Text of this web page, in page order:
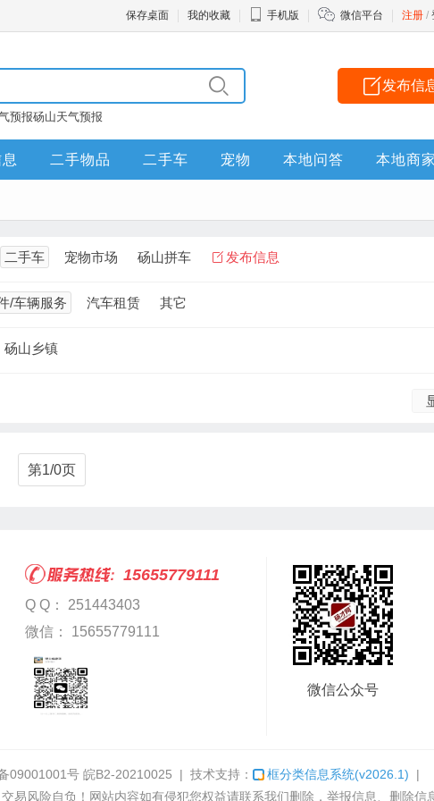
注册 /
保存桌面 我的收藏 手机版 微信平台
预报砀山天气预报
发布信
二手物品 二手车 宠物 本地问答 本地商家
二手车 宠物市场 砀山拼车 发布信息
/车辆服务 汽车租赁 其它
砀山乡镇
第1/0页
15655779111
Q Q： 251443403
微信： 15655779111
微信公众号
09001001号 皖B2-20210025 | 技术支持： 框分类信息系统(v2026.1) |
易风险自负！网站内容如有侵犯您权益请联系我们删除，举报信息、删除信